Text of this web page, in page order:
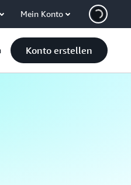
Mein Konto
Konto erstellen